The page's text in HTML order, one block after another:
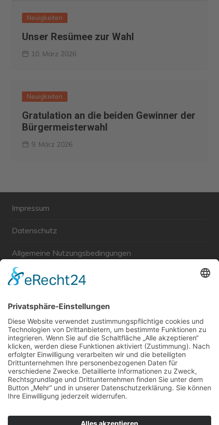
Neuigkeiten
Unser Resümee zur Wahl
10. März 2026
Neuigkeiten
Gratulation an die beiden Gewinner der
Bürgermeisterwahl
9. März 2026
Impressum
Datenschutz
Allgemeine Nutzungsbedingungen
Links
Unabhängige WählerGemeinschaft Gröbenzell
Wir sind ein Querschnitt der Gesellschaft bezüglich des
Alters, der Berufe, Herkunft, Interessen und Ansichten.
Bei uns kann man nicht Mitglied werden und wir haben
keine starren Strukturen, aber dafür viel Energie und
einen starken Willen Gröbenzell mitzugestalten.